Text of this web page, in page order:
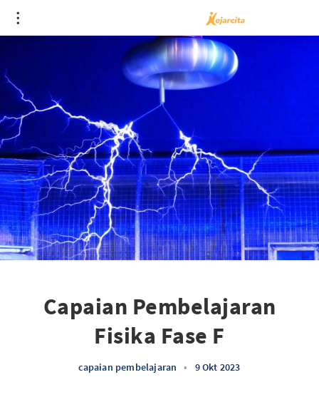
Capaian Pembelajaran
Fisika Fase F
capaian pembelajaran • 9 Okt 2023